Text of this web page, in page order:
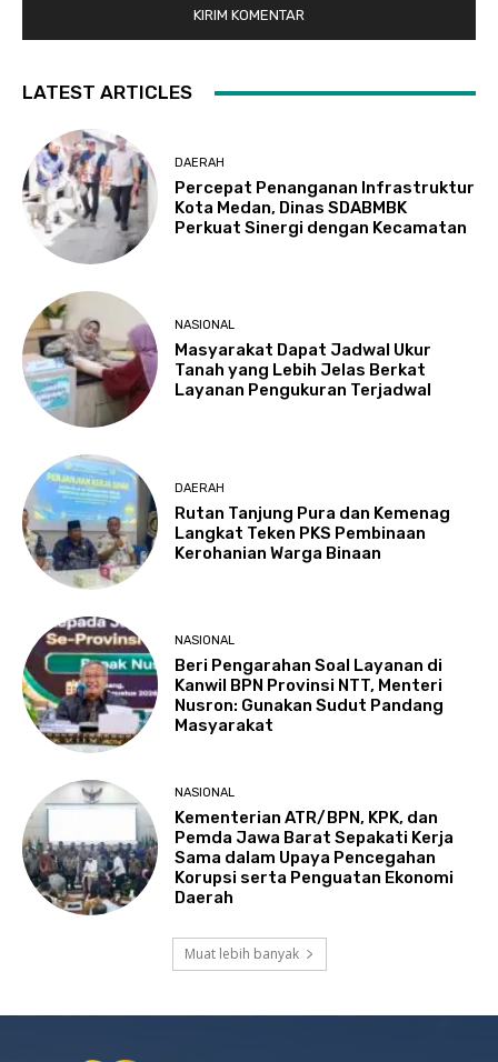
LATEST ARTICLES
DAERAH
Percepat Penanganan Infrastruktur
Kota Medan, Dinas SDABMBK
Perkuat Sinergi dengan Kecamatan
NASIONAL
Masyarakat Dapat Jadwal Ukur
Tanah yang Lebih Jelas Berkat
Layanan Pengukuran Terjadwal
DAERAH
Rutan Tanjung Pura dan Kemenag
Langkat Teken PKS Pembinaan
Kerohanian Warga Binaan
NASIONAL
Beri Pengarahan Soal Layanan di
Kanwil BPN Provinsi NTT, Menteri
Nusron: Gunakan Sudut Pandang
Masyarakat
NASIONAL
Kementerian ATR/BPN, KPK, dan
Pemda Jawa Barat Sepakati Kerja
Sama dalam Upaya Pencegahan
Korupsi serta Penguatan Ekonomi
Daerah
Muat lebih banyak